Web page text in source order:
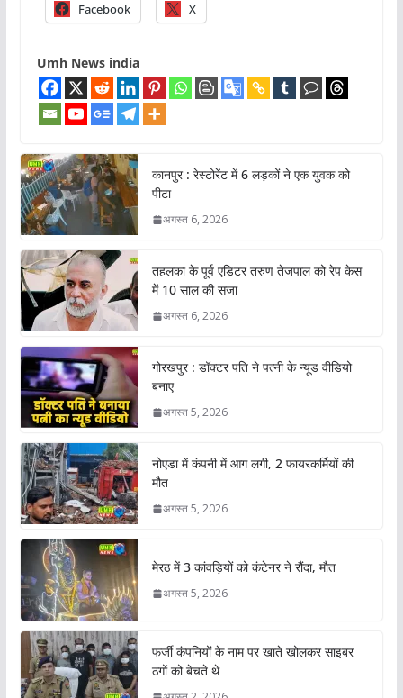
Facebook X
Umh News india
कानपुर : रेस्टोरेंट में 6 लड़कों ने एक युवक को
पीटा
अगस्त 6, 2026
तहलका के पूर्व एडिटर तरुण तेजपाल को रेप केस
में 10 साल की सजा
अगस्त 6, 2026
गोरखपुर : डॉक्टर पति ने पत्नी के न्यूड वीडियो
बनाए
अगस्त 5, 2026
नोएडा में कंपनी में आग लगी, 2 फायरकर्मियों की
मौत
अगस्त 5, 2026
मेरठ में 3 कांवड़ियों को कंटेनर ने रौंदा, मौत
अगस्त 5, 2026
फर्जी कंपनियों के नाम पर खाते खोलकर साइबर
ठगों को बेचते थे